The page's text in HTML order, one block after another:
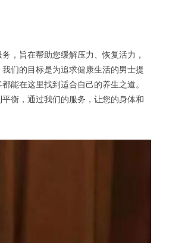
，旨在帮助您缓解压力、恢复活力，
们的目标是为追求健康生活的男士提
能在这里找到适合自己的养生之道。
衡，通过我们的服务，让您的身体和